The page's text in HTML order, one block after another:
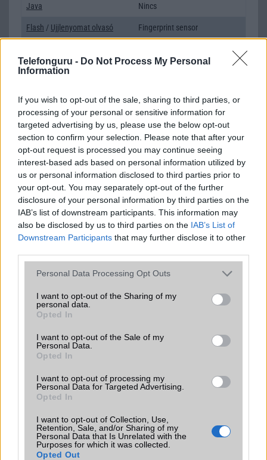
Telefonguru - Do Not Process My Personal
Information
If you wish to opt-out of the sale, sharing to third parties, or
processing of your personal or sensitive information for
targeted advertising by us, please use the below opt-out
section to confirm your selection. Please note that after your
opt-out request is processed you may continue seeing
interest-based ads based on personal information utilized by
us or personal information disclosed to third parties prior to
your opt-out. You may separately opt-out of the further
disclosure of your personal information by third parties on the
IAB’s list of downstream participants. This information may
also be disclosed by us to third parties on the IAB’s List of
Downstream Participants that may further disclose it to other
Please note that this website/app uses one or more Google
not limited to your visit or usage behaviour. You may click to
grant or deny consent to Google and its third-party tags to
use your data for below specified purposes in below Google
consent section.
Personal Data Processing Opt Outs
I want to opt-out of the Sharing of my
personal data.
Opted In
I want to opt-out of the Sale of my
Personal Data.
Opted In
I want to opt-out of processing my
Personal Data for Targeted Advertising.
Opted In
I want to opt-out of Collection, Use,
Retention, Sale, and/or Sharing of my
Personal Data that Is Unrelated with the
Purposes for which it was collected.
Opted Out
Java Nincs
Flash / Ujjlenyomat olvasó Fingerprint sensor
Organizer
Office alkalmazások alap szolgáltatás
Iránytũ ecompass
Extrák Nincs
EGYÉB
Vibra jelzés alap szolgáltatás
SIM típus nanoSIM
Funkciók
Brand Nincs
Védelem
Limited Edition Nincs
SAR